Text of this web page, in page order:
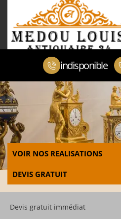
indisponible
VOIR NOS REALISATIONS
DEVIS GRATUIT
Devis gratuit immédiat